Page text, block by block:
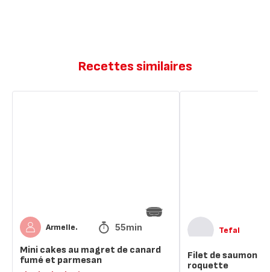
Recettes similaires
Armelle. 55min
Mini cakes au magret de canard
fumé et parmesan
Tefal
Filet de saumon
roquette